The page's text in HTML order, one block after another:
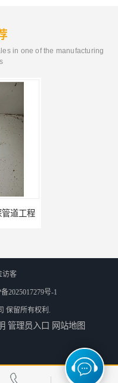
in one of the manufacturing
水管道漏水 科探管道工程
访客
2025017279号-1
保留所有权利.
管理员入口 网站地图